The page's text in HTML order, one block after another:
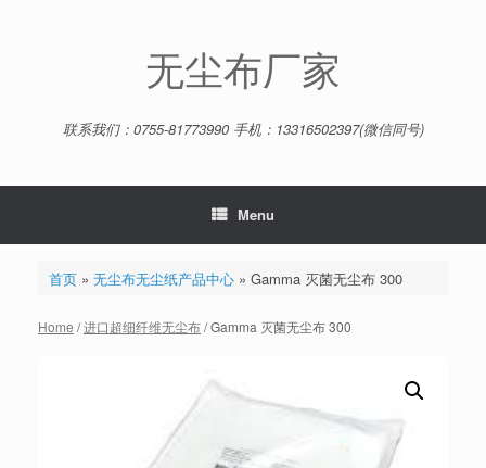
无尘布厂家
联系我们：0755-81773990 手机：13316502397(微信同号)
Menu
首页» 无尘布无尘纸产品中心» Gamma 灭菌无尘布 300
Home /进口超细纤维无尘布/ Gamma 灭菌无尘布 300